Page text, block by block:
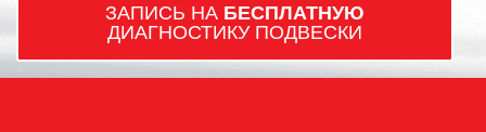
ЗАПИСЬ НА БЕСПЛАТНУЮ
ДИАГНОСТИКУ ПОДВЕСКИ